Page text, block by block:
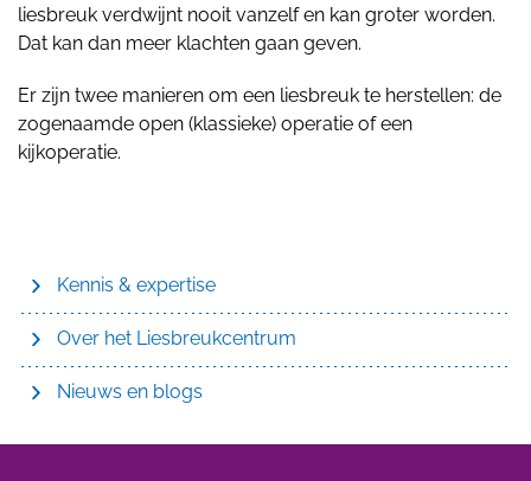
liesbreuk verdwijnt nooit vanzelf en kan groter worden.
Dat kan dan meer klachten gaan geven.
Er zijn twee manieren om een liesbreuk te herstellen: de
zogenaamde open (klassieke) operatie of een
kijkoperatie.
Kennis & expertise
Over het Liesbreukcentrum
Nieuws en blogs